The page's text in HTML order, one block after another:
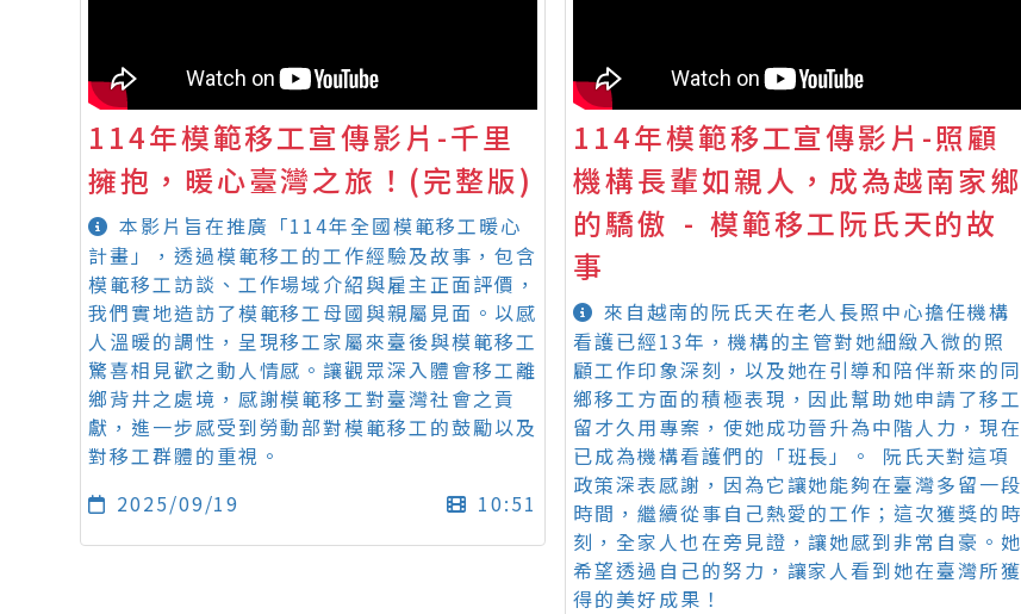
114年模範移工宣傳影片-千里
擁抱，暖心臺灣之旅！(完整版)
本影片旨在推廣「114年全國模範移工暖心
計畫」，透過模範移工的工作經驗及故事，包含
模範移工訪談、工作場域介紹與雇主正面評價，
我們實地造訪了模範移工母國與親屬見面。以感
人溫暖的調性，呈現移工家屬來臺後與模範移工
驚喜相見歡之動人情感。讓觀眾深入體會移工離
鄉背井之處境，感謝模範移工對臺灣社會之貢
獻，進一步感受到勞動部對模範移工的鼓勵以及
對移工群體的重視。
2025/09/19
10:51
114年模範移工宣傳影片-照顧
機構長輩如親人，成為越南家鄉
的驕傲 - 模範移工阮氏天的故
事
來自越南的阮氏天在老人長照中心擔任機構
看護已經13年，機構的主管對她細緻入微的照
顧工作印象深刻，以及她在引導和陪伴新來的同
鄉移工方面的積極表現，因此幫助她申請了移工
留才久用專案，使她成功晉升為中階人力，現在
已成為機構看護們的「班長」。 阮氏天對這項
政策深表感謝，因為它讓她能夠在臺灣多留一段
時間，繼續從事自己熱愛的工作；這次獲獎的時
刻，全家人也在旁見證，讓她感到非常自豪。她
希望透過自己的努力，讓家人看到她在臺灣所獲
得的美好成果！